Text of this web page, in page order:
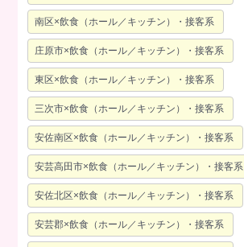
南区×飲食（ホール／キッチン）・接客系
庄原市×飲食（ホール／キッチン）・接客系
東区×飲食（ホール／キッチン）・接客系
三次市×飲食（ホール／キッチン）・接客系
安佐南区×飲食（ホール／キッチン）・接客系
安芸高田市×飲食（ホール／キッチン）・接客系
安佐北区×飲食（ホール／キッチン）・接客系
安芸郡×飲食（ホール／キッチン）・接客系